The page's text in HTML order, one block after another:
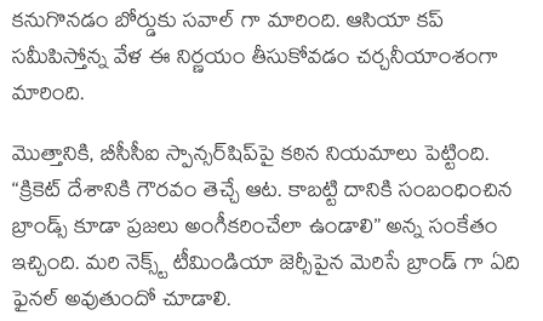
కనుగొనడం బోర్డుకు సవాల్ గా మారింది. ఆసియా కప్
సమీపిస్తోన్న వేళ ఈ నిర్ణయం తీసుకోవడం చర్చనీయాంశంగా
మారింది.
మొత్తానికి, బీసీసీఐ స్పాన్సర్‌షిప్‌పై కఠిన నియమాలు పెట్టింది.
“క్రికెట్ దేశానికి గౌరవం తెచ్చే ఆట. కాబట్టి దానికి సంబంధించిన
బ్రాండ్స్ కూడా ప్రజలు అంగీకరించేలా ఉండాలి” అన్న సంకేతం
ఇచ్చింది. మరి నెక్స్ట్ టీమిండియా జెర్సీపైన మెరిసే బ్రాండ్ గా ఏది
ఫైనల్ అవుతుందో చూడాలి.